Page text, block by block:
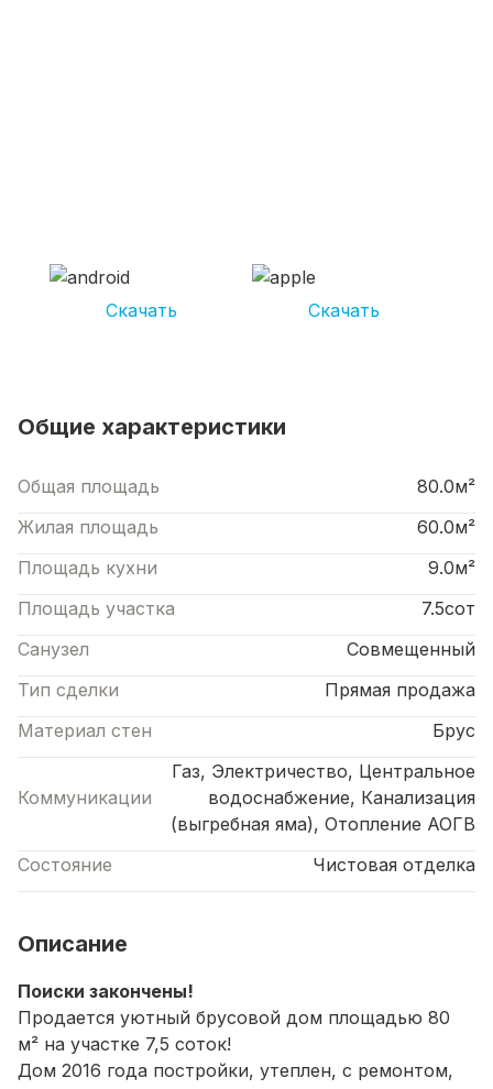
Скачать Скачать
Общие характеристики
Общая площадь
80.0м²
Жилая площадь
60.0м²
Площадь кухни
9.0м²
Площадь участка
7.5сот
Санузел
Совмещенный
Тип сделки
Прямая продажа
Материал стен
Брус
Коммуникации
Газ, Электричество, Центральное
водоснабжение, Канализация
(выгребная яма), Отопление АОГВ
Состояние
Чистовая отделка
Описание
Поиски закончены!
Продается уютный брусовой дом площадью 80
м² на участке 7,5 соток!
Дом 2016 года постройки, утеплен, с ремонтом,